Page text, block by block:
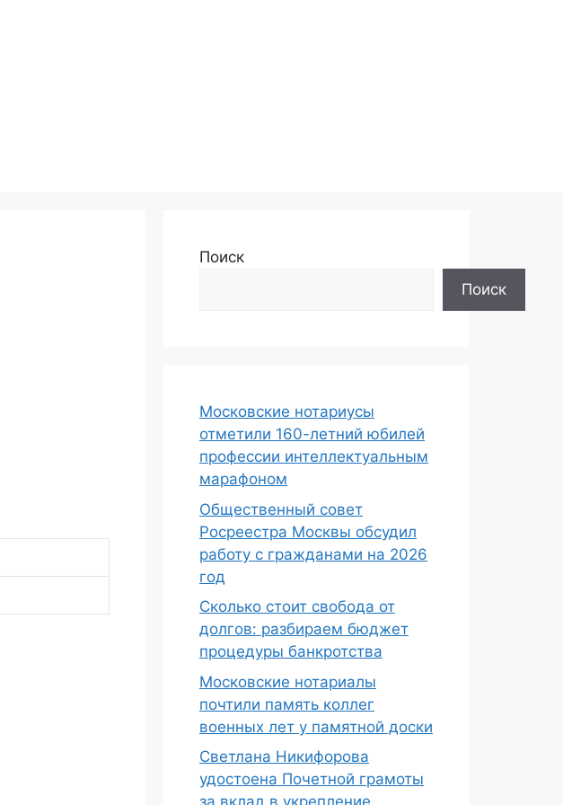
Поиск
Поиск
Московские нотариусы
отметили 160-летний юбилей
профессии интеллектуальным
марафоном
Общественный совет
Росреестра Москвы обсудил
работу с гражданами на 2026
год
Сколько стоит свобода от
долгов: разбираем бюджет
процедуры банкротства
Московские нотариалы
почтили память коллег
военных лет у памятной доски
Светлана Никифорова
удостоена Почетной грамоты